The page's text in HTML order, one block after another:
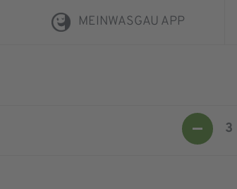
MEINWASGAU APP
3